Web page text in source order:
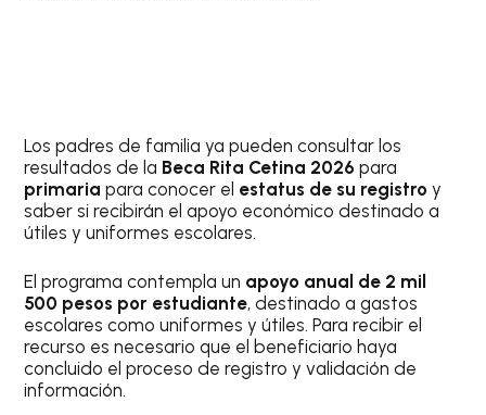
Los padres de familia ya pueden consultar los
resultados de la Beca Rita Cetina 2026 para
primariapara conocer el estatus de su registro y
saber si recibirán el apoyo económico destinado a
útiles y uniformes escolares.
El programa contempla un apoyo anual de 2 mil
500 pesos por estudiante, destinado a gastos
escolares como uniformes y útiles. Para recibir el
recurso es necesario que el beneficiario haya
concluido el proceso de registro y validación de
información.